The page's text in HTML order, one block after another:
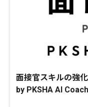
面接官スキルの強
by PKSHA AI